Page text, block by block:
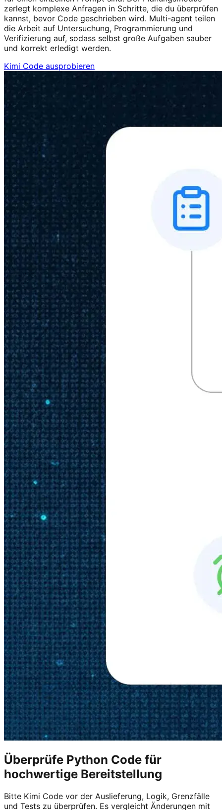
zerlegt komplexe Anfragen in Schritte, die du überprüfen
kannst, bevor Code geschrieben wird. Multi-agent teilen
die Arbeit auf Untersuchung, Programmierung und
Verifizierung auf, sodass selbst große Aufgaben sauber
und korrekt erledigt werden.
Kimi Code ausprobieren
Überprüfe Python Code für
hochwertige Bereitstellung
Bitte Kimi Code vor der Auslieferung, Logik, Grenzfälle
und Tests zu überprüfen. Es vergleicht Änderungen mit